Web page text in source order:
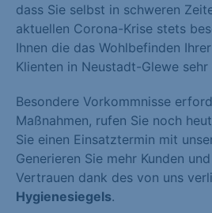
dass Sie selbst in schweren
aktuellen Corona-Krise stets
Ihnen die das Wohlbefinden
Klienten in Neustadt-Glewe
Besondere Vorkommnisse
Maßnahmen, rufen Sie noch
Sie einen Einsatztermin mit
Generieren Sie mehr Kunden
Vertrauen dank des von uns
Hygienesiegels.